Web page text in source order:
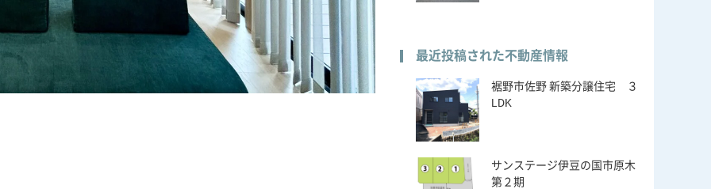
最近投稿された不動産情報
裾野市佐野 新築分譲住宅 ３
LDK
サンステージ伊豆の国市原木
第２期